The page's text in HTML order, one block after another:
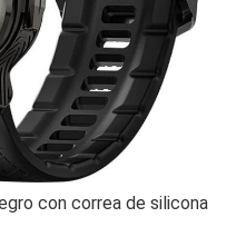
con correa de silicona